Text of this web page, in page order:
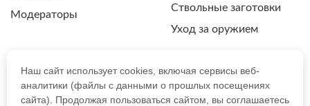
Модераторы
Ствольные заготовки
Уход за оружием
ПОЛИТИКА КОНФИДЕНЦИАЛЬНОСТИ
Наш сайт использует cookies, включая сервисы веб-
аналитики (файлы с данными о прошлых посещениях
сайта). Продолжая пользоваться сайтом, вы соглашаетесь